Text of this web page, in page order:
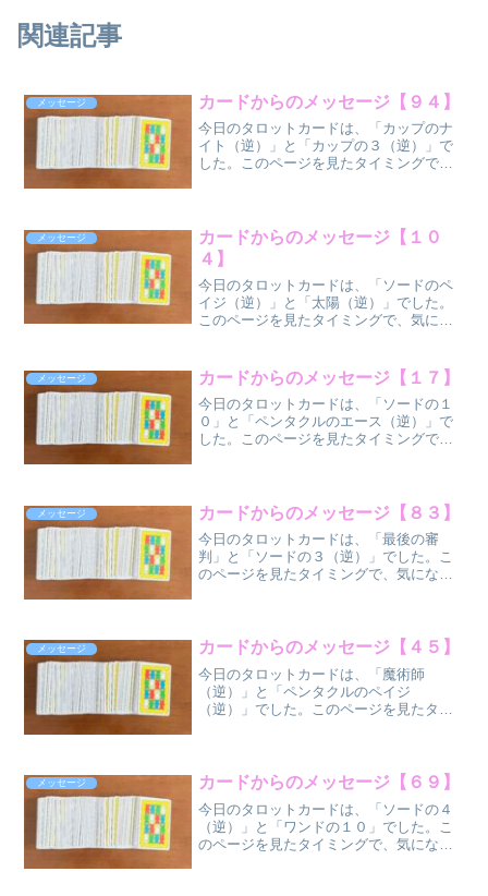
関連記事
メッセージ カードからのメッセージ【９４】
今日のタロットカードは、「カップのナ
イト（逆）」と「カップの３（逆）」で
した。このページを見たタイミングで、
イト（逆位
置） ...
メッセージ
カードからのメッセージ【１０
４】
今日のタロットカードは、「ソードのペ
イジ（逆）」と「太陽（逆）」でした。
このページを見たタイミングで、気にな
ね。 ソードのペ
イジ（逆位
置）
...
メッセージ カードからのメッセージ【１７】
今日のタロットカードは、「ソードの１
０」と「ペンタクルのエース（逆）」で
した。このページを見たタイミングで、
０（正位
置） ...
メッセージ カードからのメッセージ【８３】
今日のタロットカードは、「最後の審
判」と「ソードの３（逆）」でした。こ
のページを見たタイミングで、気になっ
判（正位
...
メッセージ カードからのメッセージ【４５】
今日のタロットカードは、「魔術師
（逆）」と「ペンタクルのペイジ
（逆）」でした。このページを見たタイ
（逆位
.
メッセージ カードからのメッセージ【６９】
今日のタロットカードは、「ソードの４
（逆）」と「ワンドの１０」でした。こ
のページを見たタイミングで、気になっ